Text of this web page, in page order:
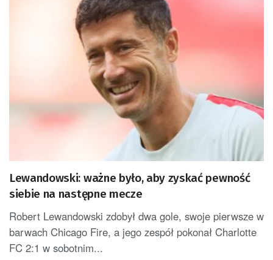
Lewandowski: ważne było, aby zyskać pewność
siebie na następne mecze
Robert Lewandowski zdobył dwa gole, swoje pierwsze w
barwach Chicago Fire, a jego zespół pokonał Charlotte
FC 2:1 w sobotnim...